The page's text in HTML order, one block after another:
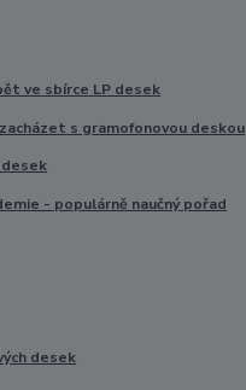
ve sbírce LP desek
s gramofonovou deskou
- populárně naučný pořad
desek